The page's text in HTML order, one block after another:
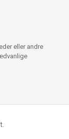
eller andre